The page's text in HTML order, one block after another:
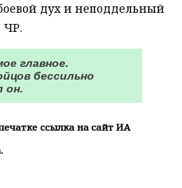
дух и неподдельный
ЧР.
главное.
бессильно
он.
ссылка на сайт ИА